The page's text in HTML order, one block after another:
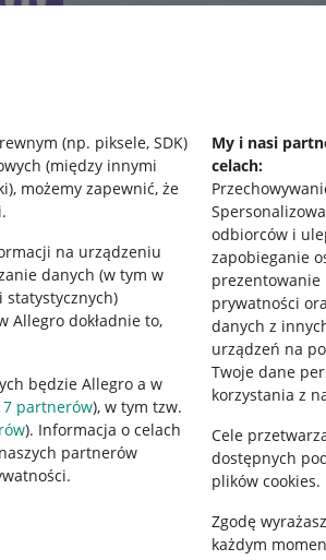
(np. piksele, SDK)
(między innymi
, możemy zapewnić, że
na urządzeniu
danych (w tym w
statystycznych)
Allegro dokładnie to,
będzie Allegro a w
partnerów), w tym tzw.
). Informacja o celach
partnerów
My i nasi
celach:
odbiorców i
zapobieganie
prywatności
danych z
urządzeń na
Twoje dane
korzystania z
Cele
dostępnych
plików cookies.
Zgodę
każdym
Regulamin
Polityka plików "cookies"
Ustawienia plików "cookies"
Udostępnianie lokalizacji